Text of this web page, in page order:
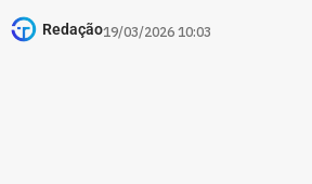
Redação19/03/2026 10:03